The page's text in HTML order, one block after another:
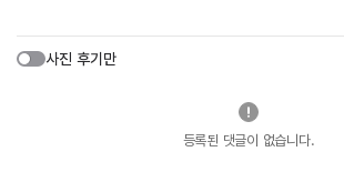
사진 후기만
등록된 댓글이 없습니다.